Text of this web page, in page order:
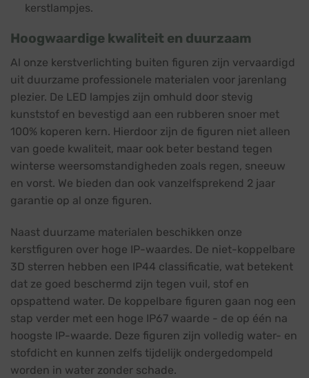
kerstlampjes.
Hoogwaardige kwaliteit en duurzaam
Al onze kerstverlichting buiten figuren zijn vervaardigd
uit duurzame professionele materialen voor jarenlang
plezier. De LED lampjes zijn omhuld door stevig
kunststof en bevestigd aan een rubberen snoer met
100% koperen kern. Hierdoor zijn de figuren niet alleen
van goede kwaliteit, maar ook beter bestand tegen
winterse weersomstandigheden zoals regen, sneeuw
en vorst. We bieden dan ook vanzelfsprekend 2 jaar
garantie op al onze figuren.
Naast duurzame materialen beschikken onze
kerstfiguren over hoge IP-waardes. De niet-koppelbare
3D sterren hebben een IP44 classificatie, wat betekent
dat ze goed beschermd zijn tegen vuil, stof en
opspattend water. De koppelbare figuren gaan nog een
stap verder met een hoge IP67 waarde - de op één na
hoogste IP-waarde. Deze figuren zijn volledig water- en
stofdicht en kunnen zelfs tijdelijk ondergedompeld
worden in water zonder schade.